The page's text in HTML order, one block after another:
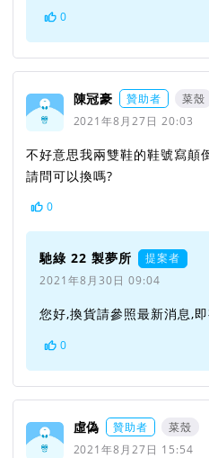
0
陳冠豪 贊助者
菜殼
2021年8月27日 20:03
不好意思我兩雙鞋的鞋號寫顛
請問可以換嗎?
0
馳綠 22 製夢所
提案者
2021年8月30日 09:04
您好,換貨請參照最新消息,
0
虛偽 贊助者
菜殼
2021年8月27日 15:54